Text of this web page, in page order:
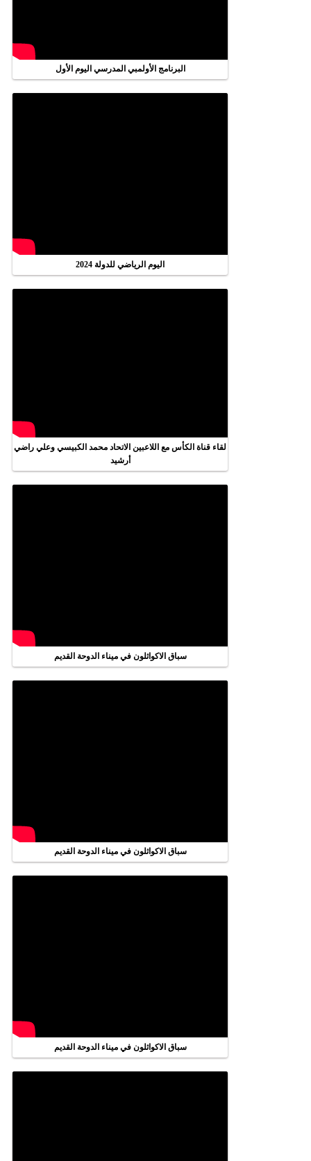
البرنامج الأولمبي المدرسي اليوم الأول
اليوم الرياضي للدولة 2024
لقاء قناة الكأس مع اللاعبين الاتحاد محمد الكبيسي وعلي راضي
أرشيد
سباق الاكواثلون في ميناء الدوحة القديم
سباق الاكواثلون في ميناء الدوحة القديم
سباق الاكواثلون في ميناء الدوحة القديم